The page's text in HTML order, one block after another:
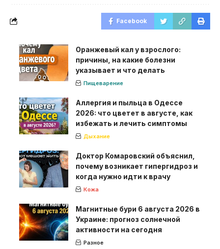
Facebook
Оранжевый кал у взрослого:
причины, на какие болезни
указывает и что делать
Пищеварение
Аллергия и пыльца в Одессе
2026: что цветет в августе, как
избежать и лечить симптомы
Дыхание
Доктор Комаровский объяснил,
почему возникает гипергидроз и
когда нужно идти к врачу
Кожа
Магнитные бури 6 августа 2026 в
Украине: прогноз солнечной
активности на сегодня
Разное